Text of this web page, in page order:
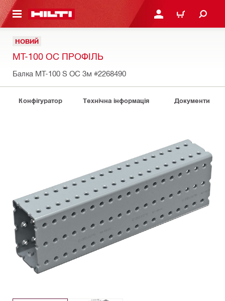
ЗМІСТУ УВІЙТИ АБО
КОШИК
НОВИЙ
MT-100 OC ПРОФІЛЬ
Балка MT-100 S OC 3м #2268490
Конфігуратор Технічна інформація Документи